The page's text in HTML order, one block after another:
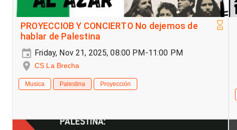
PROYECCIOB Y CONCIERTO No dejemos de
hablar de Palestina
Friday, Nov 21, 2025, 08:00 PM-11:00 PM
CS La Brecha
Musica Palestina Proyección